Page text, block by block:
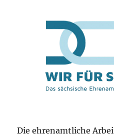
Die ehrenamtliche